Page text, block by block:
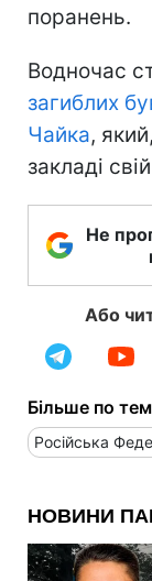
поранень.
Водночас
загиблих
Чайка,
закладі
Не
Або
Більше по
Російська